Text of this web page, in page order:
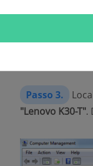
Passo 3.
"Lenovo K30-T".